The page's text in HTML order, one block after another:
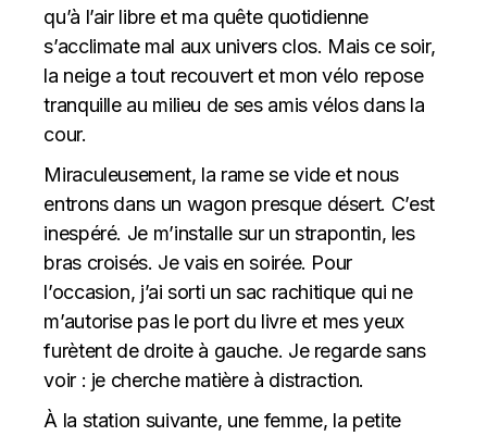
qu’à l’air libre et ma quête quotidienne
s’acclimate mal aux univers clos. Mais ce soir,
la neige a tout recouvert et mon vélo repose
tranquille au milieu de ses amis vélos dans la
cour.
Miraculeusement, la rame se vide et nous
entrons dans un wagon presque désert. C’est
inespéré. Je m’installe sur un strapontin, les
bras croisés. Je vais en soirée. Pour
l’occasion, j’ai sorti un sac rachitique qui ne
m’autorise pas le port du livre et mes yeux
furètent de droite à gauche. Je regarde sans
voir : je cherche matière à distraction.
À la station suivante, une femme, la petite